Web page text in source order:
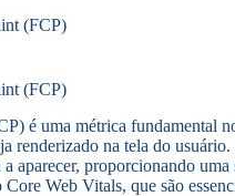
(FCP)
(FCP)
é uma métrica fundamental
renderizado na tela do
aparecer, proporcionando
Core Web Vitals, que são